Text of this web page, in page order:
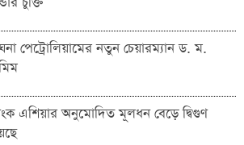
পেট্রোলিয়ামের নতুন চেয়ারম্যান ড. ম.
এশিয়ার অনুমোদিত মূলধন বেড়ে দ্বিগুণ